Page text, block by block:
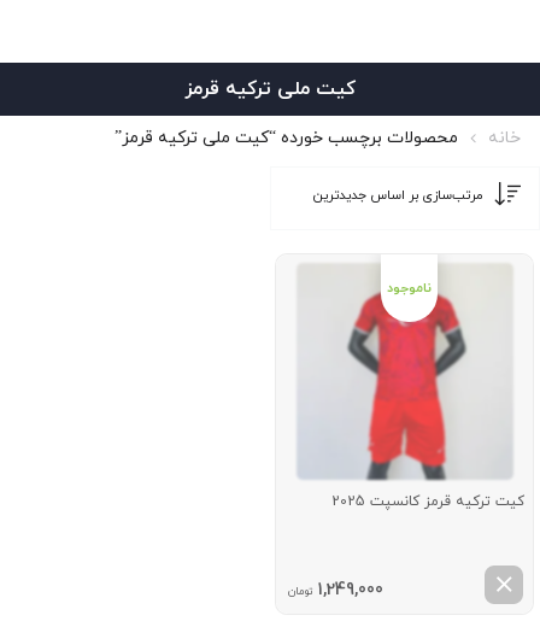
کیت ملی ترکیه قرمز
خانه محصولات برچسب خورده “کیت ملی ترکیه قرمز”
کیت ترکیه قرمز کانسپت 2025
1,249,000 تومان